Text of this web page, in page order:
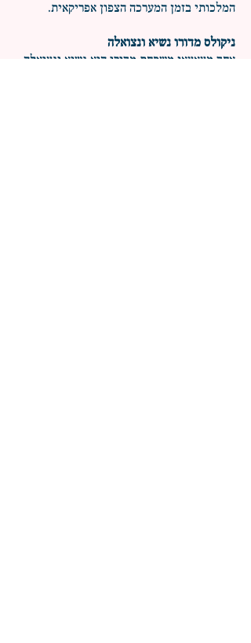
המלכותי בזמן המערכה הצפון אפריקאית.
ניקולס מדורו נשיא ונצואלה
אחד מצאצאי משפחת מדורו הוא נשיא ונצואלה,